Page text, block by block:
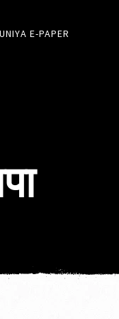
E-PAPER